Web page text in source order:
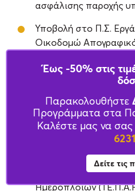
ασφάλισης παροχής
Υποβολή στο Π.Σ.
Οικοδομώ
προηγούμενου έτους.
τις μεταβολές στην
απόκτηση, κ.λπ., πλην
διαδοχής) που
Καταβολή Τέλους
Ημερόπλοιων
Έως -50% στις
Παρακολουθήστε
Προγράμματα στα
Καλέστε μας να
Δείτε τις